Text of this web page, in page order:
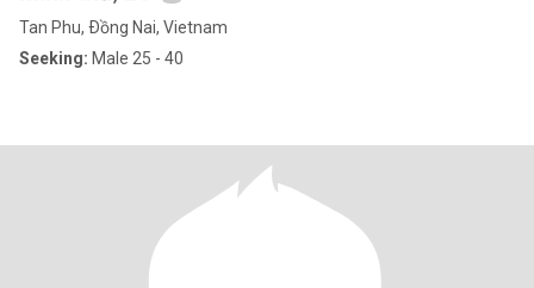
Tan Phu, Ðồng Nai, Vietnam
Seeking: Male 25 - 40